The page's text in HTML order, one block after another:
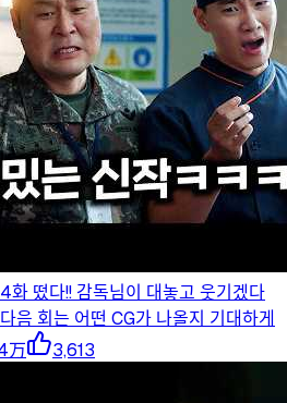
떴다!! 감독님이 대놓고 웃기겠다
음 회는 어떤 CG가 나올지 기대하게
万 3,613